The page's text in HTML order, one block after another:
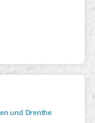
und Drenthe